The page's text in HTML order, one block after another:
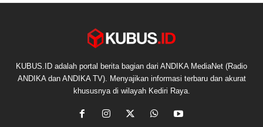
KUBUS.ID adalah portal berita bagian dari ANDIKA MediaNet (Radio
ANDIKA dan ANDIKA TV). Menyajikan informasi terbaru dan akurat
khususnya di wilayah Kediri Raya.